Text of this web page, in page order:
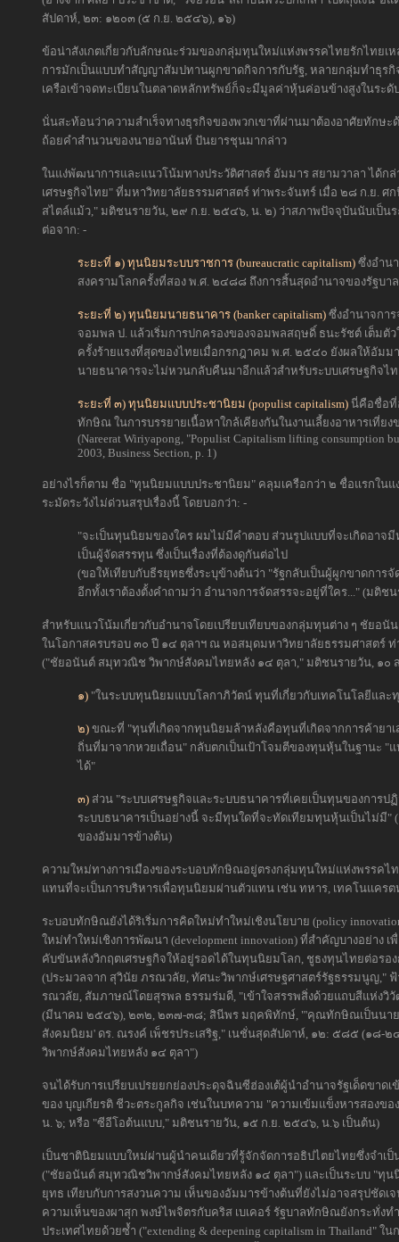
สัปดาห์, ๒๓: ๑๒๐๓ (๕ ก.ย. ๒๕๔๖), ๑๖)
ข้อน่าสังเกตเกี่ยวกับลักษณะร่วมของกลุ่มทุนใหม่แห่งพรรคไทยรักไทยเ
การมักเป็นแบบทำสัญญาสัมปทานผูกขาดกิจการกับรัฐ, หลายกลุ่มทำธุร
เครือเข้าจดทะเบียนในตลาดหลักทรัพย์ก็จะมีมูลค่าหุ้นค่อนข้างสูงในระดั
นั่นสะท้อนว่าความสำเร็จทางธุรกิจของพวกเขาที่ผ่านมาต้องอาศัยทักษะ
ถ้อยคำสำนวนของนายอานันท์ ปันยารชุนมากล่าว
ในแง่พัฒนาการและแนวโน้มทางประวัติศาสตร์ อัมมาร สยามวาลา ได้ก
เศรษฐกิจไทย" ที่มหาวิทยาลัยธรรมศาสตร์ ท่าพระจันทร์ เมื่อ ๒๘ ก.ย. ศ
สไตล์แม้ว," มติชนรายวัน, ๒๙ ก.ย. ๒๕๔๖, น. ๒) ว่าสภาพปัจจุบันนับเป็น
ต่อจาก: -
ระยะที่ ๑) ทุนนิยมระบบราชการ (bureaucratic capitalism) ซึ่งอำน
สงครามโลกครั้งที่สอง พ.ศ. ๒๔๘๘ ถึงการสิ้นสุดอำนาจของรัฐบ
ระยะที่ ๒) ทุนนิยมนายธนาคาร (banker capitalism) ซึ่งอำนาจกา
จอมพล ป. แล้วเริ่มการปกครองของจอมพลสฤษดิ์ ธนะรัชต์ เต็มตั
ครั้งร้ายแรงที่สุดของไทยเมื่อกรกฎาคม พ.ศ. ๒๕๔๐ ยังผลให้อัม
นายธนาคารจะไม่หวนกลับคืนมาอีกแล้วสำหรับระบบเศรษฐกิจไ
ระยะที่ ๓) ทุนนิยมแบบประชานิยม (populist capitalism) นี่คือชื่อที่
ทักษิณ ในการบรรยายเนื้อหาใกล้เคียงกันในงานเลี้ยงอาหารเที่ย
(Nareerat Wiriyapong, "Populist Capitalism lifting consumption
2003, Business Section, p. 1)
อย่างไรก็ตาม ชื่อ "ทุนนิยมแบบประชานิยม" คลุมเครือกว่า ๒ ชื่อแรกใน
ระมัดระวังไม่ด่วนสรุปเรื่องนี้ โดยบอกว่า: -
"จะเป็นทุนนิยมของใคร ผมไม่มีคำตอบ ส่วนรูปแบบที่จะเกิดอาจ
เป็นผู้จัดสรรทุน ซึ่งเป็นเรื่องที่ต้องดูกันต่อไป
(ขอให้เทียบกับธีรยุทธซึ่งระบุข้างต้นว่า "รัฐกลับเป็นผู้ผูกขาดการจั
อีกทั้งเราต้องตั้งคำถามว่า อำนาจการจัดสรรจะอยู่ที่ใคร..." (มติ
สำหรับแนวโน้มเกี่ยวกับอำนาจโดยเปรียบเทียบของกลุ่มทุนต่าง ๆ ชัยอ
ในโอกาสครบรอบ ๓๐ ปี ๑๔ ตุลาฯ ณ หอสมุดมหาวิทยาลัยธรรมศาสตร์
("ชัยอนันต์ สมุทวณิช วิพากษ์สังคมไทยหลัง ๑๔ ตุลา," มติชนรายวัน, ๑๐
๑) "ในระบบทุนนิยมแบบโลกาภิวัตน์ ทุนที่เกี่ยวกับเทคโนโลยีแล
๒) ขณะที่ "ทุนที่เกิดจากทุนนิยมล้าหลังคือทุนที่เกิดจากการค้ายา
ถิ่นที่มาจากหวยเถื่อน" กลับตกเป็นเป้าโจมตีของทุนหุ้นในฐานะ "
ได้"
๓) ส่วน "ระบบเศรษฐกิจและระบบธนาคารที่เคยเป็นทุนของการป
ระบบธนาคารเป็นอย่างนี้ จะมีทุนใดที่จะทัดเทียมทุนหุ้นเป็นไม่มี"
ของอัมมารข้างต้น)
ความใหม่ทางการเมืองของระบอบทักษิณอยู่ตรงกลุ่มทุนใหม่แห่งพรรคไท
แทนที่จะเป็นการบริหารเพื่อทุนนิยมผ่านตัวแทน เช่น ทหาร, เทคโนแครต
ระบอบทักษิณยังได้ริเริ่มการคิดใหม่ทำใหม่เชิงนโยบาย (policy
ใหม่ทำใหม่เชิงการพัฒนา (development innovation) ที่สำคัญบางอย่าง
คับขันหลังวิกฤตเศรษฐกิจให้อยู่รอดได้ในทุนนิยมโลก, ชูธงทุนไทยต่อรอ
(ประมวลจาก สุวินัย ภรณวลัย, ทัศนะวิพากษ์เศรษฐศาสตร์รัฐธรรมนูญ,"
รณวลัย, สัมภาษณ์โดยสุรพล ธรรมร่มดี, "เข้าใจสรรพสิ่งด้วยแถบสีแห่งวิ
(มีนาคม ๒๕๔๖), ๒๓๒, ๒๓๗-๓๘; สินีพร มฤคพิทักษ์, "'คุณทักษิณเป็นนาย
สังคมนิยม' ดร. ณรงค์ เพ็ชรประเสริฐ," เนชั่นสุดสัปดาห์, ๑๒: ๕๘๕ (๑
วิพากษ์สังคมไทยหลัง ๑๔ ตุลา")
จนได้รับการเปรียบเปรยยกย่องประดุจฉินซีฮ่องเต้ผู้นำอำนาจรัฐเด็ดขาด
ของ บุญเกียรติ ชีวะตระกูลกิจ เช่นในบทความ "ความเข้มแข็งหารสองข
น. ๖; หรือ "ซีอีโอต้นแบบ," มติชนรายวัน, ๑๕ ก.ย. ๒๕๔๖, น.๖ เป็นต้น)
เป็นชาตินิยมแบบใหม่ผ่านผู้นำคนเดียวที่รู้จักจัดการอธิปไตยไทยซึ่งจำเป็
("ชัยอนันต์ สมุทวณิชวิพากษ์สังคมไทยหลัง ๑๔ ตุลา") และเป็นระบบ "ทุ
ยุทธ เทียบกับการสงวนความ เห็นของอัมมารข้างต้นที่ยังไม่อาจสรุปชัดเ
ความเห็นของผาสุก พงษ์ไพจิตรกับคริส เบเคอร์ รัฐบาลทักษิณยังกระทั่ง
ประเทศไทยด้วยซ้ำ ("extending & deepening capitalism in Thailand"